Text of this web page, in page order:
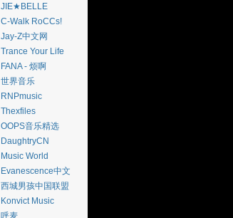
JIE★BELLE
C-Walk RoCCs!
Jay-Z中文网
Trance Your Life
FANA - 烦啊
世界音乐
RNPmusic
Thexfiles
OOPS音乐精选
DaughtryCN
Music World
Evanescence中文
西城男孩中国联盟
Konvict Music
呼麦